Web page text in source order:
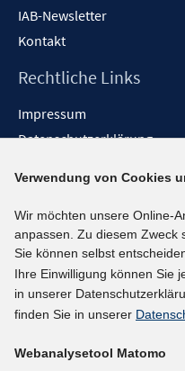
IAB-Newsletter
Kontakt
Rechtliche Links
Impressum
Datenschutzerklärung
Barrieren melden
Social-Media-Kanäle
BlueSky
YouTube
LinkedIn
kununu
Verwendung von Cookies
Wir möchten unsere Online-
anpassen. Zu diesem Zweck
Sie können selbst
Ihre Einwilligung können Sie
in unserer
finden Sie in unserer
Webanalysetool Matomo